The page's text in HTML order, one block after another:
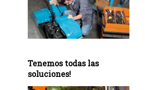
Tenemos todas las
soluciones!